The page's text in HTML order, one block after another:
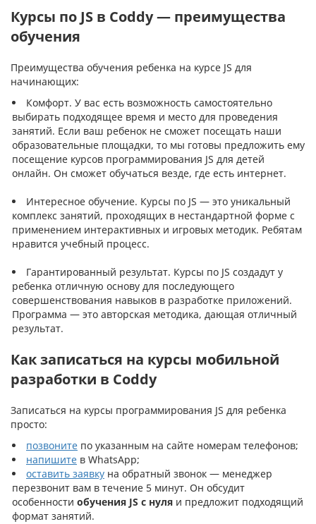
Курсы по JS в Coddy — преимущества
обучения
Преимущества обучения ребенка на курсе JS для
начинающих:
Комфорт. У вас есть возможность самостоятельно
выбирать подходящее время и место для проведения
занятий. Если ваш ребенок не сможет посещать наши
образовательные площадки, то мы готовы предложить ему
посещение курсов программирования JS для детей
онлайн. Он сможет обучаться везде, где есть интернет.
Интересное обучение. Курсы по JS — это уникальный
комплекс занятий, проходящих в нестандартной форме с
применением интерактивных и игровых методик. Ребятам
нравится учебный процесс.
Гарантированный результат. Курсы по JS создадут у
ребенка отличную основу для последующего
совершенствования навыков в разработке приложений.
Программа — это авторская методика, дающая отличный
результат.
Как записаться на курсы мобильной
разработки в Coddy
Записаться на курсы программирования JS для ребенка
просто:
позвоните по указанным на сайте номерам телефонов;
напишите в WhatsApp;
оставить заявку на обратный звонок — менеджер
перезвонит вам в течение 5 минут. Он обсудит
особенности обучения JS с нуля и предложит подходящий
формат занятий.